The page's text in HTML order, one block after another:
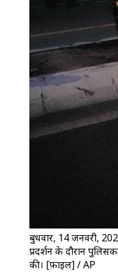
बुधवार, 14 जनवरी,
प्रदर्शन के दौरान
की। [फ़ाइल] / AP